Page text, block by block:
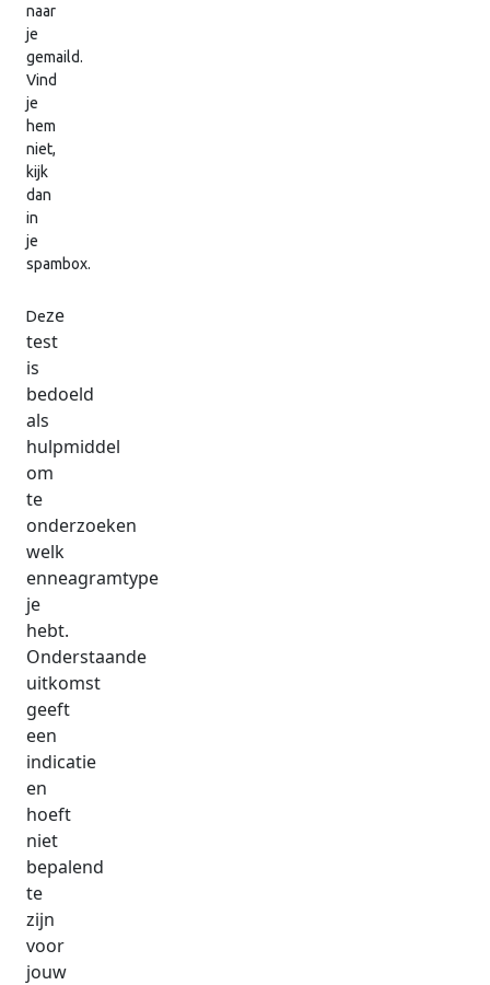
naar
je
gemaild.
Vind
je
hem
niet,
kijk
dan
in
je
spambox.
Deze
test
is
bedoeld
als
hulpmiddel
om
te
onderzoeken
welk
enneagramtype
je
hebt.
Onderstaande
uitkomst
geeft
een
indicatie
en
hoeft
niet
bepalend
te
zijn
voor
jouw